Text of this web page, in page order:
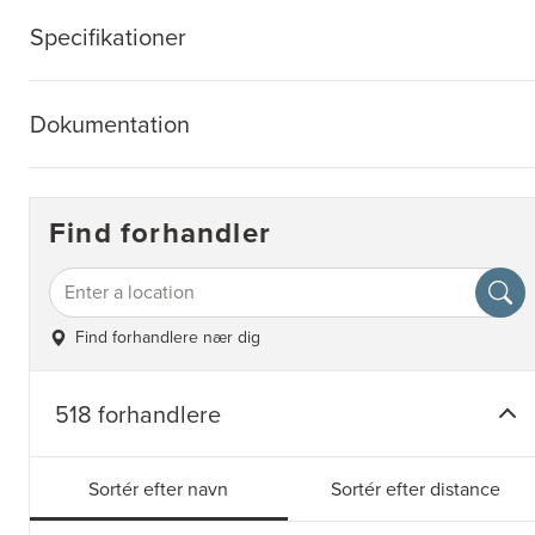
Specifikationer
Dokumentation
Find forhandler
Find forhandlere nær dig
518 forhandlere
Sortér efter navn Sortér efter distance